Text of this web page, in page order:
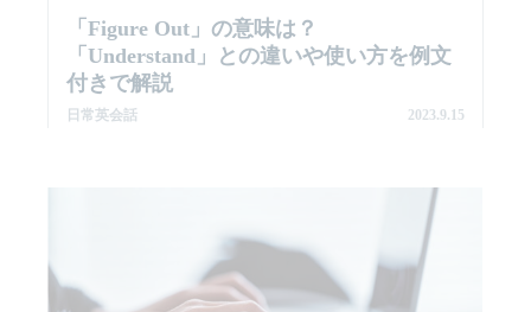
「Figure Out」の意味は？
「understand」との違いや使い方を例文
付きで解説
日常英会話 2023.9.15